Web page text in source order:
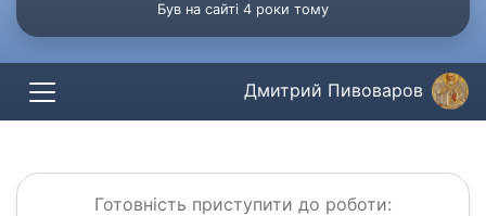
Був на сайті 4 роки тому
Дмитрий Пивоваров
Готовність приступити до роботи: